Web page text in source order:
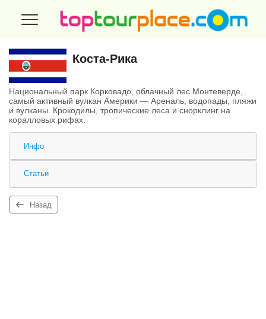
Коста-Рика
Национальный парк Корковадо, облачный лес Монтеверде,
самый активный вулкан Америки — Ареналь, водопады, пляжи
и вулканы. Крокодилы, тропические леса и снорклинг на
коралловых рифах.
Инфо
Статьи
Назад